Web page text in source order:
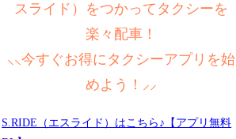
スライド）をつかってタクシーを
楽々配車！
⸜⸜今すぐお得にタクシーアプリを始
めよう！⸝⸝
S.RIDE（エスライド）はこちら♪【アプリ無料